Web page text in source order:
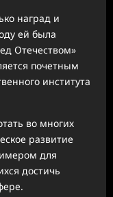
наград и
ей была
Отечеством»
почетным
института
во многих
развитие
для
достичь